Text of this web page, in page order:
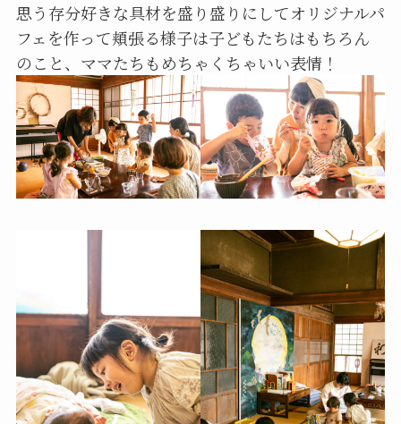
思う存分好きな具材を盛り盛りにしてオリジナルパ
フェを作って頬張る様子は子どもたちはもちろん
のこと、ママたちもめちゃくちゃいい表情！